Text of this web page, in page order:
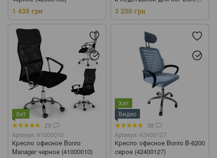
1 435 грн
B-6071 черное (42412123)
3 250 грн
Хит
29
Артикул: 41000010
Кресло офисное Bonro
Manager черное (41000010)
Хит
Видео
38
Артикул: 42400127
Кресло офисное Bonro B-6200
серое (42400127)